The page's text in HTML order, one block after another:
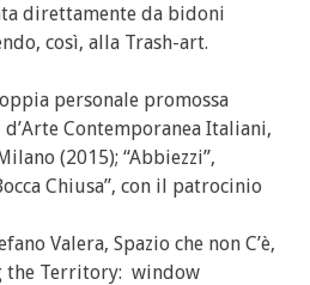
direttamente da bidoni
così, alla Trash-art.
personale promossa
d’Arte Contemporanea Italiani,
(2015); “Abbiezzi”,
Chiusa”, con il patrocinio
Valera, Spazio che non C’è,
the Territory: window